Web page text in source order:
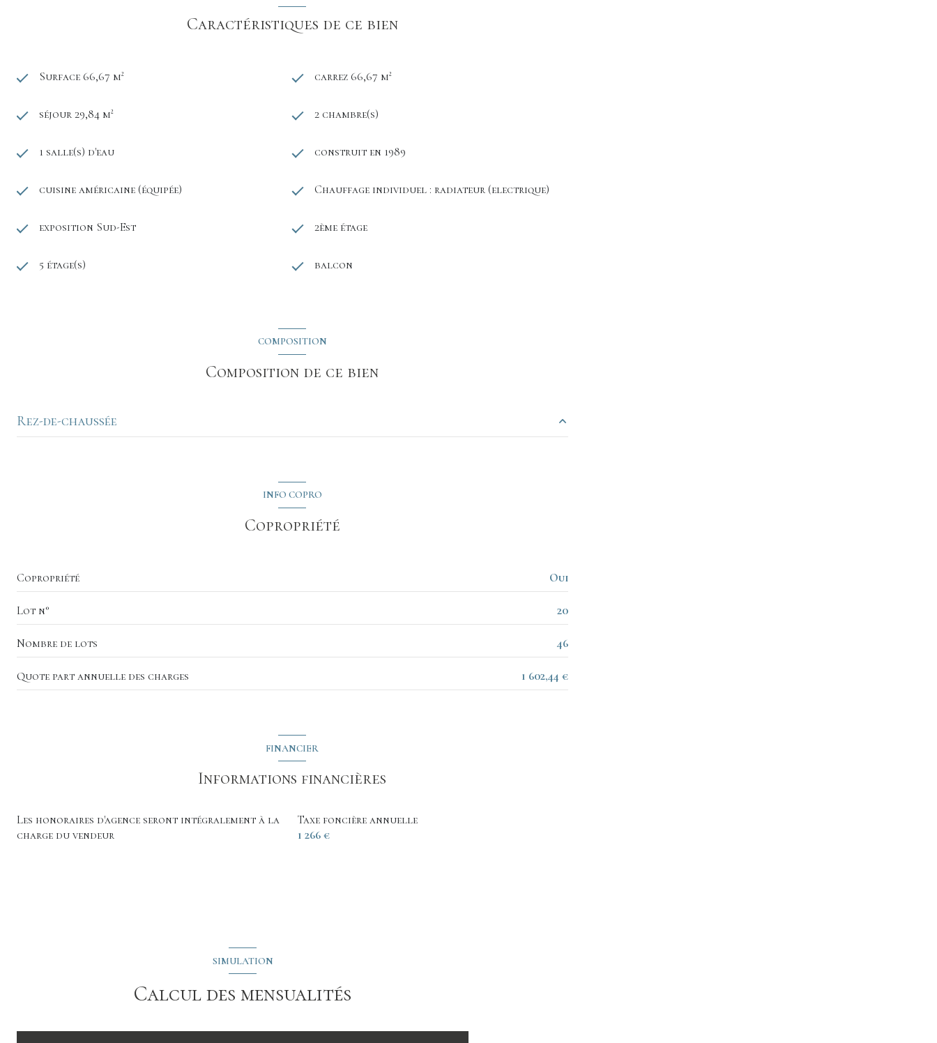
Caractéristiques de ce bien
Surface 66,67 m² carrez 66,67 m²
séjour 29,84 m² 2 chambre(s)
1 salle(s) d'eau construit en 1989
cuisine américaine (équipée) Chauffage individuel : radiateur (electrique)
exposition Sud-Est 2ème étage
5 étage(s) balcon
COMPOSITION
Composition de ce bien
Rez-de-chaussée
chambre
12.31 m²
INFO COPRO
Copropriété
Copropriété Oui
Lot n° 20
Nombre de lots 46
Quote part annuelle des charges 1 602,44 €
FINANCIER
Informations financières
Les honoraires d'agence seront intégralement à la
charge du vendeur
Taxe foncière annuelle
1 266 €
SIMULATION
Calcul des mensualités